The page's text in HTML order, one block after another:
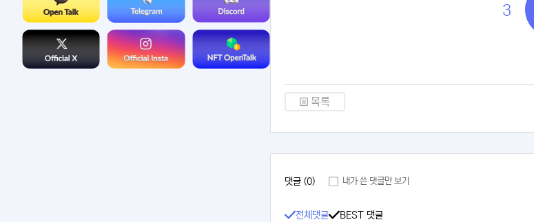
3
목록
댓글 (0) 내가 쓴 댓글만 보기
전체댓글 BEST 댓글